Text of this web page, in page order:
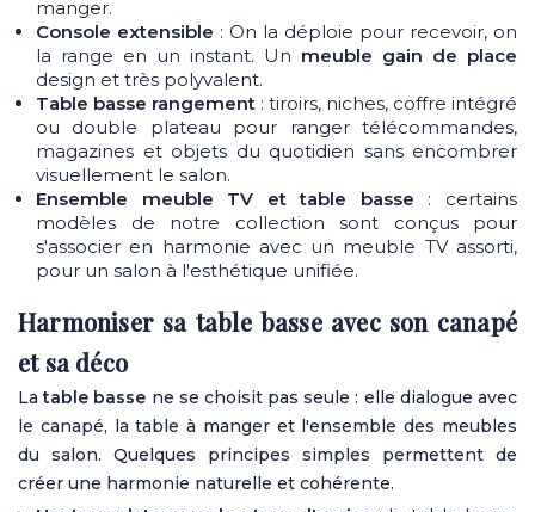
manger.
Console extensible : On la déploie pour recevoir, on
la range en un instant. Un meuble gain de place
design et très polyvalent.
Table basse rangement : tiroirs, niches, coffre intégré
ou double plateau pour ranger télécommandes,
magazines et objets du quotidien sans encombrer
visuellement le salon.
Ensemble meuble TV et table basse : certains
modèles de notre collection sont conçus pour
s'associer en harmonie avec un meuble TV assorti,
pour un salon à l'esthétique unifiée.
Harmoniser sa table basse avec son canapé
et sa déco
Latable basse ne se choisit pas seule : elle dialogue avec
le canapé, latable à mangeret l'ensemble des meubles
du salon. Quelques principes simples permettent de
créer une harmonie naturelle et cohérente.